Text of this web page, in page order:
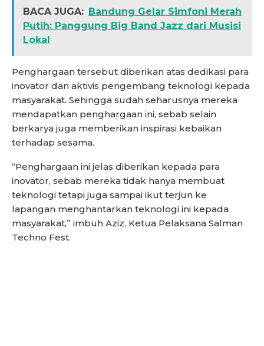
BACA JUGA: Bandung Gelar Simfoni Merah
Putih: Panggung Big Band Jazz dari Musisi
Lokal
Penghargaan tersebut diberikan atas dedikasi para
inovator dan aktivis pengembang teknologi kepada
masyarakat. Sehingga sudah seharusnya mereka
mendapatkan penghargaan ini, sebab selain
berkarya juga memberikan inspirasi kebaikan
terhadap sesama.
“Penghargaan ini jelas diberikan kepada para
inovator, sebab mereka tidak hanya membuat
teknologi tetapi juga sampai ikut terjun ke
lapangan menghantarkan teknologi ini kepada
masyarakat,” imbuh Aziz, Ketua Pelaksana Salman
Techno Fest.